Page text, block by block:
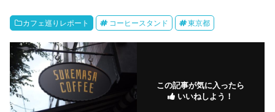
カフェ巡りレポート コーヒースタンド 東京都
この記事が気に入ったら
いいねしよう！